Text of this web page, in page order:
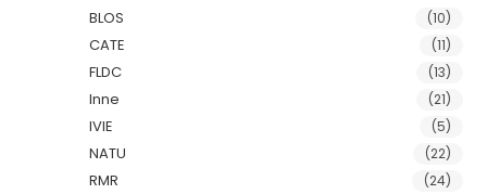
BLOS (10)
CATE (11)
FLDC (13)
Inne (21)
IVIE (5)
NATU (22)
RMR (24)